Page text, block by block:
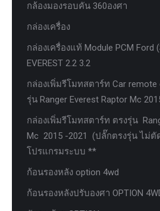
กล้องมองรอบคัน 360องศา
กล่องเครื่อง
กล่องเครื่องแท้ Module PCM Ford
EVEREST 2.2 3.2
กล่องเพิ่มรีโมทสตาร์ท Car
รุ่น Ranger Everest Raptor Mc
กล่องเพิ่มรีโมทสตาร์ท ตรงรุ่น
Mc 2015 -2021 (ปลั๊กตรงรุ่น ไม่
โปรแกรมระบบ **
ก้อนรองหลัง option 4wd
ก้อนรองหลังปรับองศา OPTION